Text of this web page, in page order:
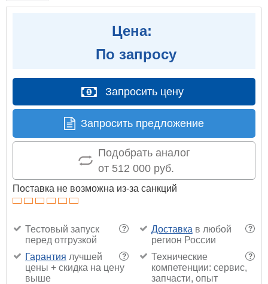
Цена:
По запросу
Запросить цену
Запросить предложение
Подобрать аналог
от 512 000 руб.
Поставка не возможна из-за санкций
?
Тестовый запуск
перед отгрузкой
?
Доставка в любой
регион России
?
Гарантия лучшей
цены + скидка на цену
выше
?
Технические
компетенции: сервис,
запчасти, опыт